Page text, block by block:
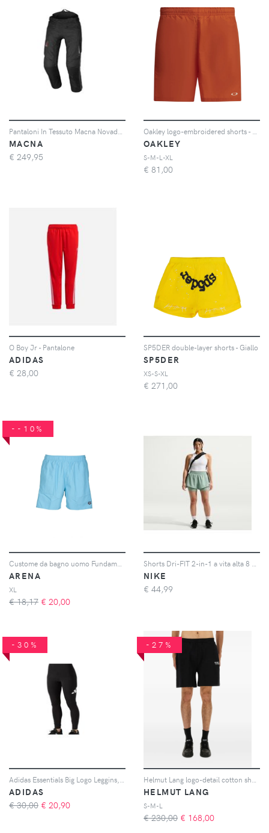
MACNA
€ 249,95
OAKLEY
S-M-L-XL
€ 81,00
O Boy Jr - Pantalone
ADIDAS
€ 28,00
SP5DER double-layer shorts - Giallo
SP5DER
XS-S-XL
€ 271,00
--10%
ARENA
XL
€ 18,17 € 20,00
NIKE
€ 44,99
-30%
ADIDAS
€ 30,00 € 20,90
-27%
HELMUT LANG
S-M-L
€ 230,00 € 168,00